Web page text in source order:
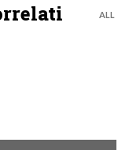
ALL